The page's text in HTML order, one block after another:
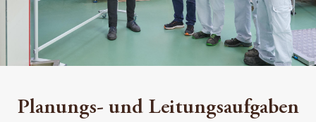
Planungs- und Leitungsaufgaben